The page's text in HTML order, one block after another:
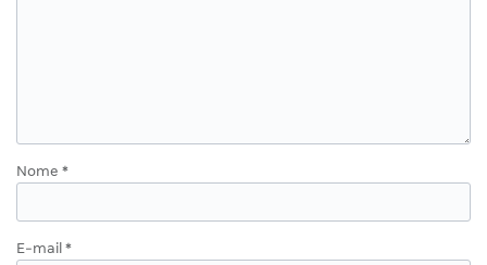
Nome *
E-mail *